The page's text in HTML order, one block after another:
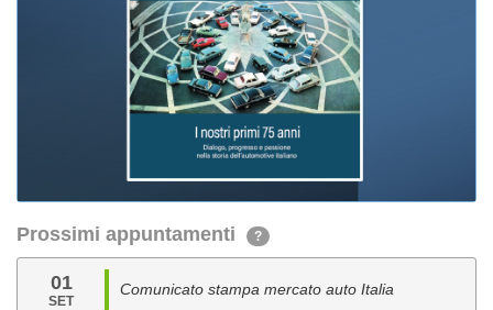
Prossimi appuntamenti ?
01
SET
Comunicato stampa mercato auto Italia